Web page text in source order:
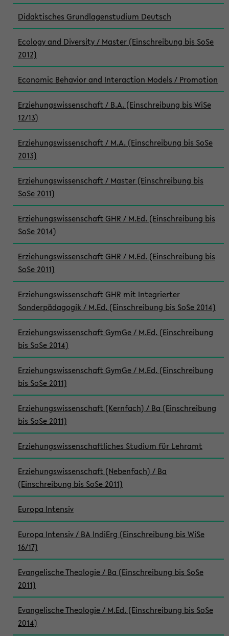
Didaktisches Grundlagenstudium Deutsch
Ecology and Diversity / Master (Einschreibung bis SoSe
2012)
Economic Behavior and Interaction Models / Promotion
Erziehungswissenschaft / B.A. (Einschreibung bis WiSe
12/13)
Erziehungswissenschaft / M.A. (Einschreibung bis SoSe
2013)
Erziehungswissenschaft / Master (Einschreibung bis
SoSe 2011)
Erziehungswissenschaft GHR / M.Ed. (Einschreibung bis
SoSe 2014)
Erziehungswissenschaft GHR / M.Ed. (Einschreibung bis
SoSe 2011)
Erziehungswissenschaft GHR mit Integrierter
Sonderpädagogik / M.Ed. (Einschreibung bis SoSe 2014)
Erziehungswissenschaft GymGe / M.Ed. (Einschreibung
bis SoSe 2014)
Erziehungswissenschaft GymGe / M.Ed. (Einschreibung
bis SoSe 2011)
Erziehungswissenschaft (Kernfach) / Ba (Einschreibung
bis SoSe 2011)
Erziehungswissenschaftliches Studium für Lehramt
Erziehungswissenschaft (Nebenfach) / Ba
(Einschreibung bis SoSe 2011)
Europa Intensiv
Europa Intensiv / BA IndiErg (Einschreibung bis WiSe
16/17)
Evangelische Theologie / Ba (Einschreibung bis SoSe
2011)
Evangelische Theologie / M.Ed. (Einschreibung bis SoSe
2014)